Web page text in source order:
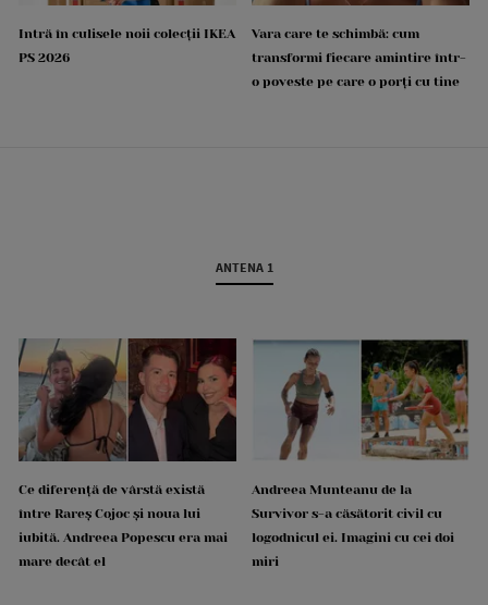
Intră în culisele noii colecții IKEA
PS 2026
Vara care te schimbă: cum
transformi fiecare amintire într-
o poveste pe care o porți cu tine
ANTENA 1
Ce diferență de vârstă există
între Rareș Cojoc și noua lui
iubită. Andreea Popescu era mai
mare decât el
Andreea Munteanu de la
Survivor s-a căsătorit civil cu
logodnicul ei. Imagini cu cei doi
miri